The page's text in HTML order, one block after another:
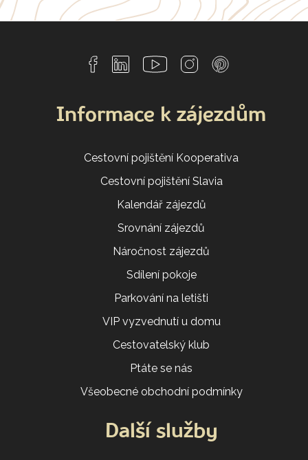
Informace k zájezdům
Cestovní pojištění Kooperativa
Cestovní pojištění Slavia
Kalendář zájezdů
Srovnání zájezdů
Náročnost zájezdů
Sdílení pokoje
Parkování na letišti
VIP vyzvednutí u domu
Cestovatelský klub
Ptáte se nás
Všeobecné obchodní podmínky
Další služby